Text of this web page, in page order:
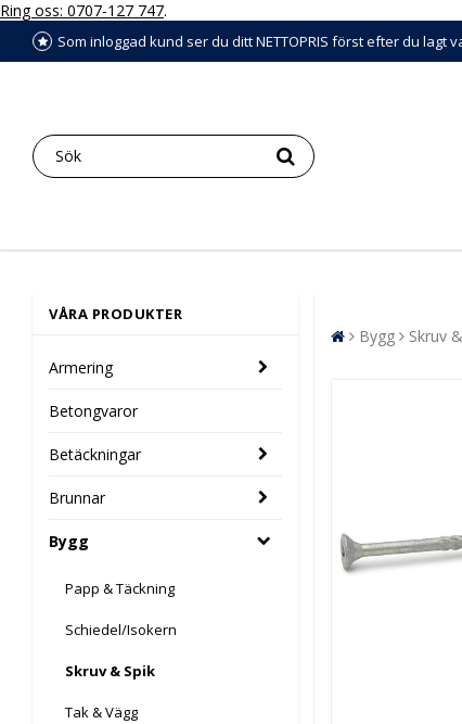
Ring oss: 0707-127 747.
Som inloggad kund ser du ditt NETTOPRIS först efter du lagt
VÅRA PRODUKTER
Armering
Betongvaror
Betäckningar
Brunnar
Bygg
Papp & Täckning
Schiedel/Isokern
Skruv & Spik
Tak & Vägg
Bygg Skruv